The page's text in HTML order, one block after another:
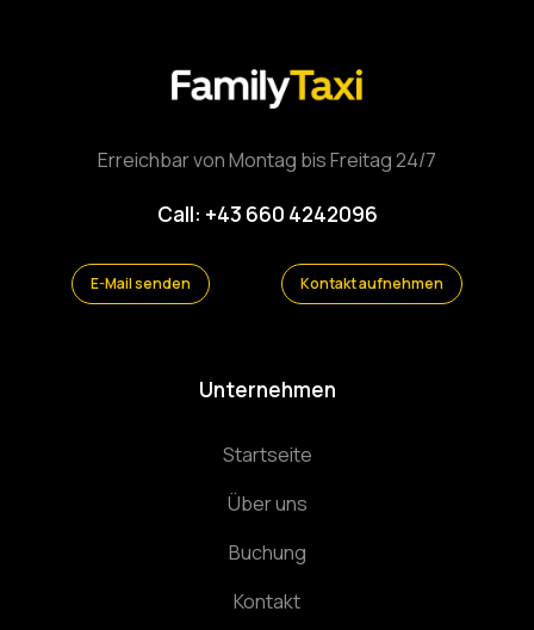
Erreichbar von Montag bis Freitag 24/7
Call: +43 660 4242096
E-Mail senden Kontakt aufnehmen
Unternehmen
Startseite
Über uns
Buchung
Kontakt